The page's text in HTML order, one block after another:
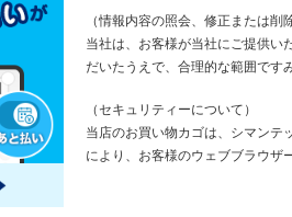
（情報内容の照会、修正または削
当社は、お客様が当社にご提供い
だいたうえで、合理的な範囲です
（セキュリティーについて）
当店のお買い物カゴは、シマンテ
により、お客様のウェブブラウザ